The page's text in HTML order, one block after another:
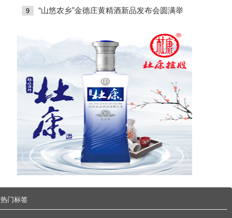
无忧酒业与仙女山街道达成战略合作协议，探
9 “山悠农乡”金德庄黄精酒新品发布会圆满举
热门标签